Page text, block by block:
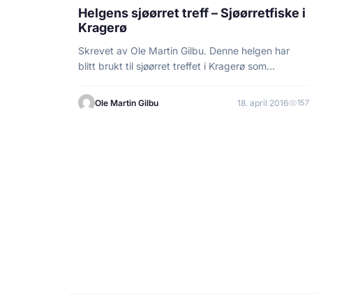
FISKE
Helgens sjøørret treff – Sjøørretfiske i
Kragerø
Skrevet av Ole Martin Gilbu. Denne helgen har
blitt brukt til sjøørret treffet i Kragerø som…
Ole Martin Gilbu 18. april 2016 157